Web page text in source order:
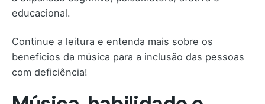
educacional.
Continue a leitura e entenda mais sobre os
benefícios da música para a inclusão das pessoas
com deficiência!